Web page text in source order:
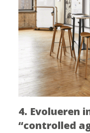
4. Evolueren
“controlled